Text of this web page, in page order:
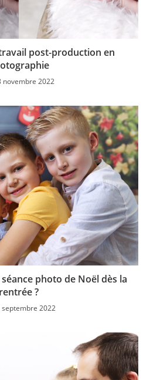
post-production en
novembre 2022
photo de Noël dès la
rentrée ?
septembre 2022